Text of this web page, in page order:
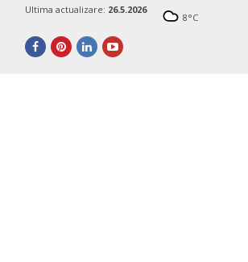
Ultima actualizare: 26.5.2026
8°C